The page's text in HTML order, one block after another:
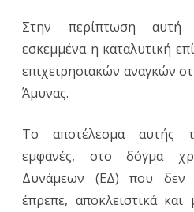
Στην περίπτωση αυτή
εσκεμμένα η καταλυτική
επιχειρησιακών αναγκών
Άμυνας.
Το αποτέλεσμα αυτής
εμφανές, στο δόγμα
Δυνάμεων (ΕΔ) που δεν
έπρεπε, αποκλειστικά